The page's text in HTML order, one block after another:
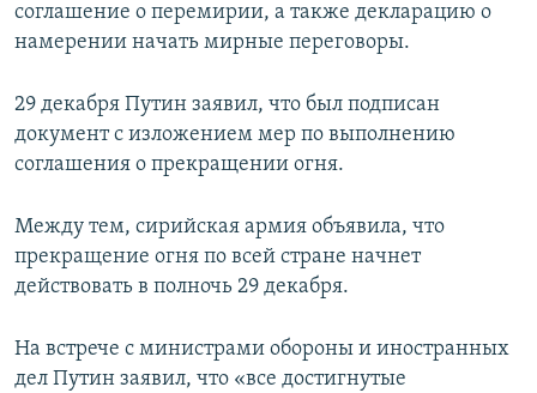
соглашение о перемирии, а также декларацию о
намерении начать мирные переговоры.
29 декабря Путин заявил, что был подписан
документ с изложением мер по выполнению
соглашения о прекращении огня.
Между тем, сирийская армия объявила, что
прекращение огня по всей стране начнет
действовать в полночь 29 декабря.
На встрече с министрами обороны и иностранных
дел Путин заявил, что «все достигнутые